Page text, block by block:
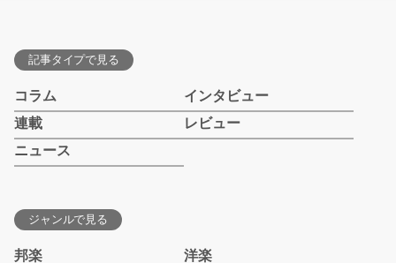
記事タイプで見る
コラム
インタビュー
連載
レビュー
ニュース
ジャンルで見る
邦楽
洋楽